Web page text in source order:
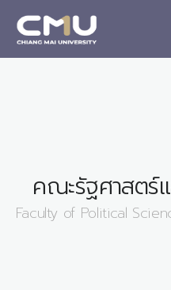
คณะรัฐศาสตร์
Faculty of Political